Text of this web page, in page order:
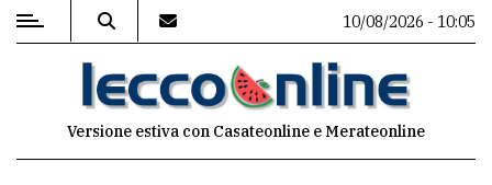
MENU
10/08/2026 - 10:05
Versione estiva con Casateonline e Merateonline